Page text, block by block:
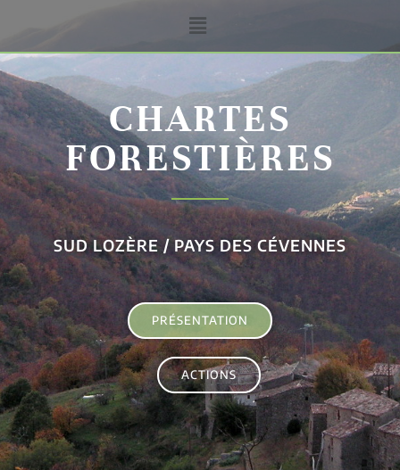
CHARTES
FORESTIÈRES
SUD LOZÈRE / PAYS DES CÉVENNES
PRÉSENTATION
ACTIONS